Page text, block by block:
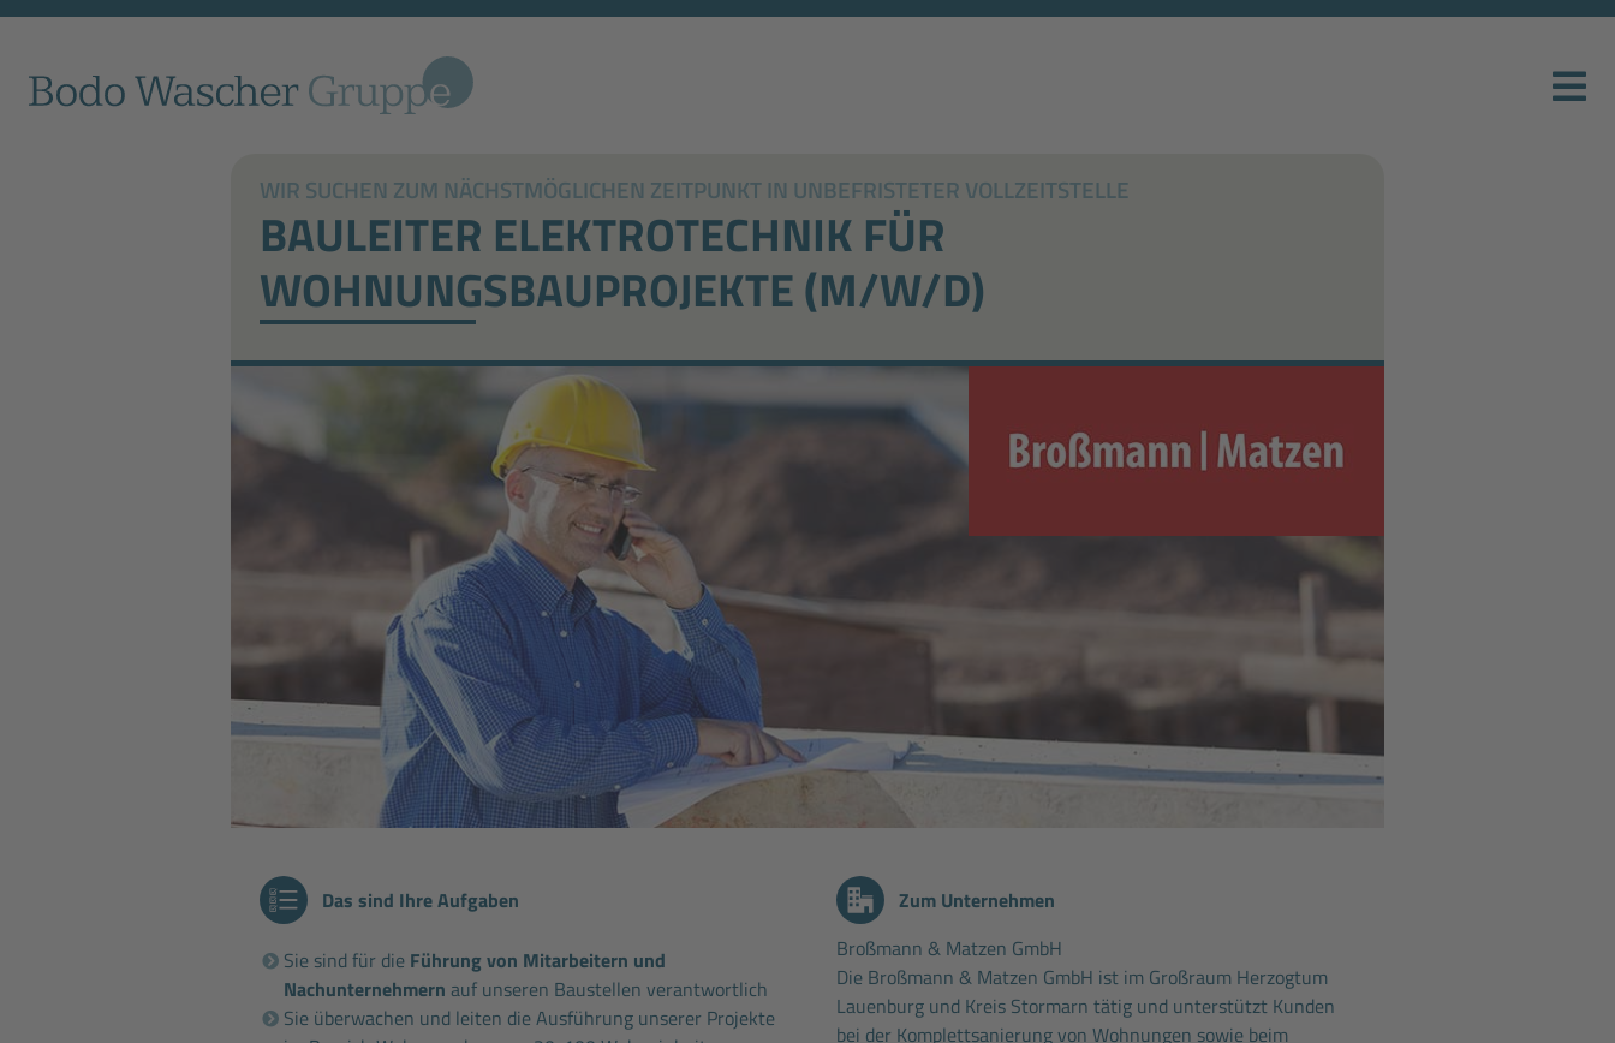
WIR SUCHEN ZUM NÄCHSTMÖGLICHEN ZEITPUNKT IN UNBEFRISTETER VOLLZEITSTELLE
BAULEITER ELEKTROTECHNIK FÜR
WOHNUNGSBAUPROJEKTE (M/W/D)
Das sind Ihre Aufgaben
Sie sind für die Führung von Mitarbeitern und
Nachunternehmern auf unseren Baustellen verantwortlich
Sie überwachen und leiten die Ausführung unserer Projekte
Zum Unternehmen
Broßmann & Matzen GmbH
Die Broßmann & Matzen GmbH ist im Großraum Herzogtum
Lauenburg und Kreis Stormarn tätig und unterstützt Kunden
bei der Komplettsanierung von Wohnungen sowie beim